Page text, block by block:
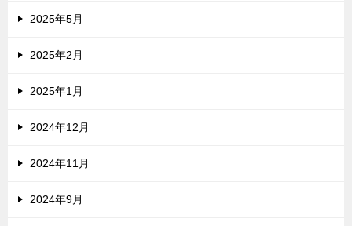
2025年5月
2025年2月
2025年1月
2024年12月
2024年11月
2024年9月